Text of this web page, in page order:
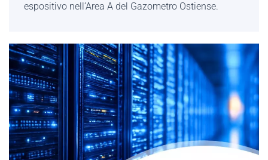
espositivo nell’Area A del Gazometro Ostiense.